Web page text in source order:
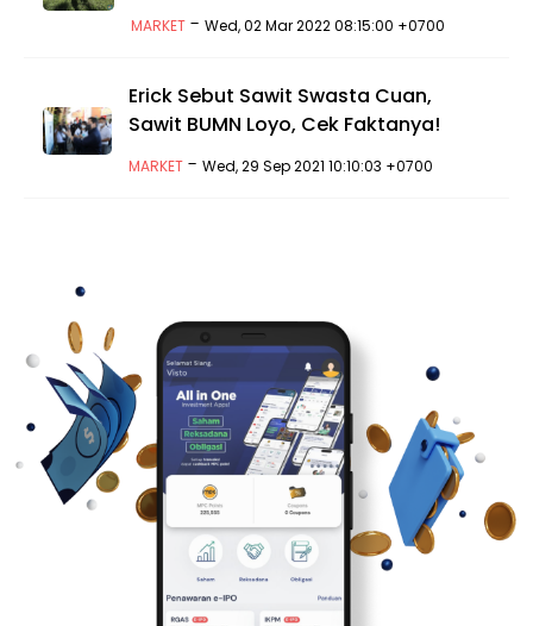
MARKET- Wed, 02 Mar 2022 08:15:00 +0700
Erick Sebut Sawit Swasta Cuan,
Sawit BUMN Loyo, Cek Faktanya!
MARKET -Wed, 29 Sep 2021 10:10:03 +0700